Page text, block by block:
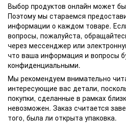
Выбор продуктов онлайн может
Поэтому мы стараемся
информации о каждом товаре.
вопросы, пожалуйста,
через мессенджер или
что ваша информация и вопросы
конфиденциальными.
Мы рекомендуем внимательно
интересующие вас детали,
покупки, сделанные в рамках
невозможен. Заказ считается
того, была ли открыта упаковка.